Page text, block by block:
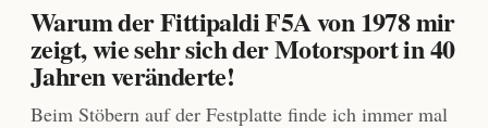
Warum der Fittipaldi F5A von 1978 mir
zeigt, wie sehr sich der Motorsport in 40
Jahren veränderte!
Beim Stöbern auf der Festplatte finde ich immer mal